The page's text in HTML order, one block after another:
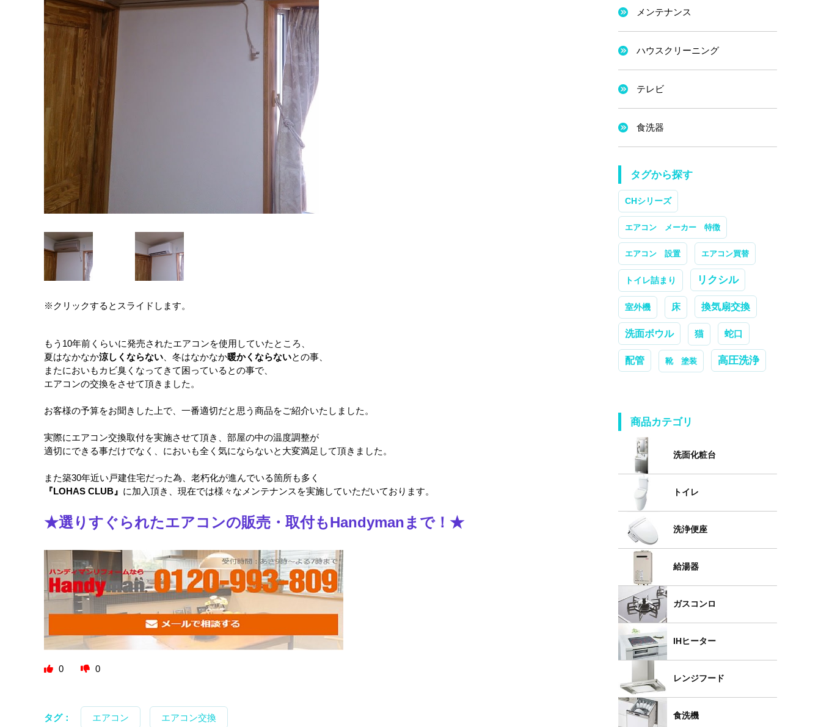
※クリックするとスライドします。
もう10年前くらいに発売されたエアコンを使用していたところ、
夏はなかなか涼しくならない 、冬はなかなか暖かくならないとの事、
またにおいもカビ臭くなってきて困っているとの事で、
エアコンの交換をさせて頂きました。
お客様の予算をお聞きした上で、一番適切だと思う商品をご紹介いたしました。
実際にエアコン交換取付を実施させて頂き、部屋の中の温度調整が
適切にできる事だけでなく、においも全く気にならないと大変満足して頂きました。
また築30年近い戸建住宅だった為、老朽化が進んでいる箇所も多く
『LOHAS CLUB』 に加入頂き、現在では様々なメンテナンスを実施していただいております。
★選りすぐられたエアコンの販売・取付もHandymanまで！★
0 0
タグ： エアコン エアコン交換
メンテナンス
ハウスクリーニング
テレビ
食洗器
タグから探す
CHシリーズ
エアコン メーカー 特徴
エアコン 設置 エアコン買替
トイレ詰まり リクシル
室外機 床 換気扇交換
洗面ボウル 猫 蛇口
配管 靴 塗装 高圧洗浄
商品カテゴリ
洗面化粧台
トイレ
洗浄便座
給湯器
ガスコンロ
IHヒーター
レンジフード
食洗機